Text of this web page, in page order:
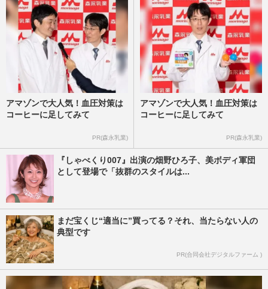
アマゾンで大人気！血圧対策は
コーヒーに足してみて
PR(森永乳業)
アマゾンで大人気！血圧対策は
コーヒーに足してみて
PR(森永乳業)
『しゃべくり007』出演の畑野ひろ子、美ボディ軍団
として登場で「抜群のスタイルは...
まだ宝くじ“適当に”買ってる？それ、当たらない人の
典型です
PR(合同会社デジタルファーム )